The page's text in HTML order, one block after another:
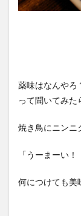
薬味はなんやろ
って聞いてみた
焼き鳥にニンニ
「うーまーい！
何につけても美